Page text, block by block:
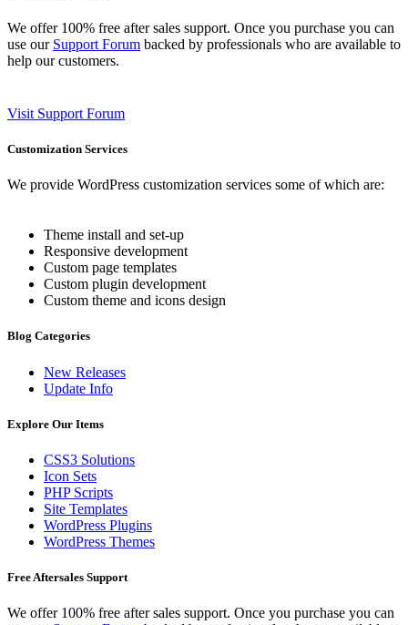
We offer 100% free after sales support. Once you purchase you can
use our Support Forum backed by professionals who are available to
help our customers.
Visit Support Forum
Customization Services
We provide WordPress customization services some of which are:
Theme install and set-up
Responsive development
Custom page templates
Custom plugin development
Custom theme and icons design
Blog Categories
New Releases
Update Info
Explore Our Items
CSS3 Solutions
Icon Sets
PHP Scripts
Site Templates
WordPress Plugins
WordPress Themes
Free Aftersales Support
We offer 100% free after sales support. Once you purchase you can